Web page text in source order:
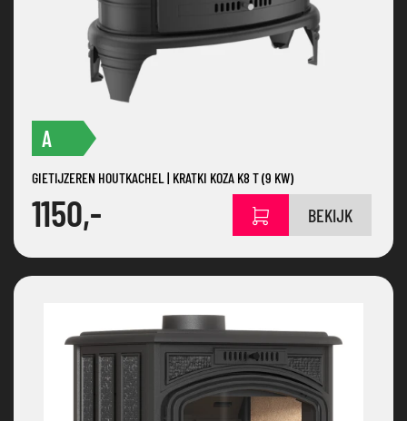
A
GIETIJZEREN HOUTKACHEL | KRATKI KOZA K8 T (9 KW)
1150,- BEKIJK